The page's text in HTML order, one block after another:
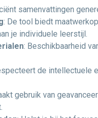
samenvattingen
: De tool biedt
je individuele leerstijl.
: Beschikbaarheid
de intellectuele
gebruik van